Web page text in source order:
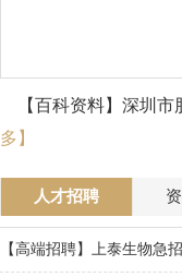
【百科资料】深圳市
多】
（附 商业计划
人才招聘
【高端招聘】上泰生物急